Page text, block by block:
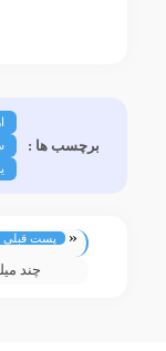
برچسب ها :
« پست قبلی
چند